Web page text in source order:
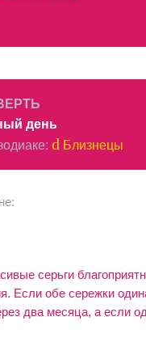
день
: d Близнецы
серьги
Если обе сережки
два месяца, а если